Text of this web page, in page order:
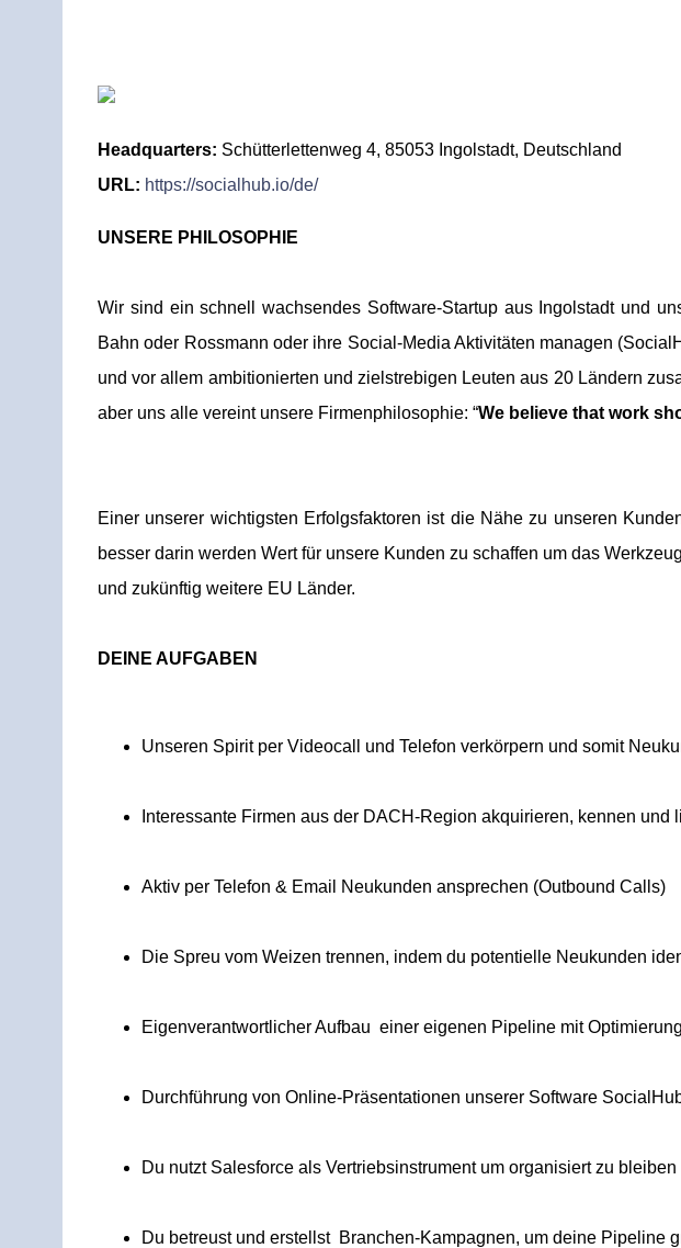
Headquarters: Schütterlettenweg 4, 85053 Ingolstadt, Deutschland
URL: https://socialhub.io/de/
UNSERE PHILOSOPHIE
Wir sind ein schnell wachsendes Software-Startup aus Ingolstadt und
Bahn oder Rossmann oder ihre Social-Media Aktivitäten managen
und vor allem ambitionierten und zielstrebigen Leuten aus 20 Ländern
aber uns alle vereint unsere Firmenphilosophie: “We believe that work
Einer unserer wichtigsten Erfolgsfaktoren ist die Nähe zu unseren
besser darin werden Wert für unsere Kunden zu schaffen um das
und zukünftig weitere EU Länder.
DEINE AUFGABEN
Unseren Spirit per Videocall und Telefon verkörpern und somit
Interessante Firmen aus der DACH-Region akquirieren, kennen und
Aktiv per Telefon & Email Neukunden ansprechen (Outbound Calls)
Die Spreu vom Weizen trennen, indem du potentielle Neukunden
Eigenverantwortlicher Aufbau einer eigenen Pipeline mit
Durchführung von Online-Präsentationen unserer Software
Du nutzt Salesforce als Vertriebsinstrument um organisiert zu bleiben
Du betreust und erstellst Branchen-Kampagnen, um deine Pipeline